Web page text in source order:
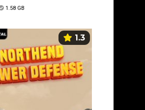
1.58 GB
1.3